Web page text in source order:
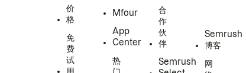
价
格
免
费
试
Mfour
App
Center
热
合
作
伙
伴
Semrush
Semrush
博客
网